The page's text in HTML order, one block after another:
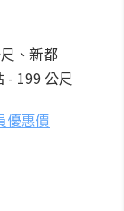
、新都
- 199 公尺
優惠價